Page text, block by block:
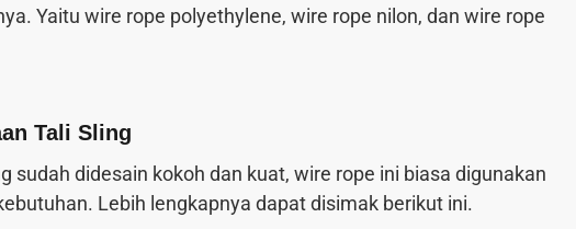
Yaitu wire rope polyethylene, wire rope nilon, dan wire rope
Tali Sling
sudah didesain kokoh dan kuat, wire rope ini biasa digunakan
Lebih lengkapnya dapat disimak berikut ini.